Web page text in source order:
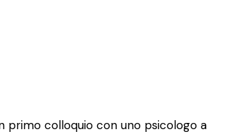
primo colloquio con uno psicologo a